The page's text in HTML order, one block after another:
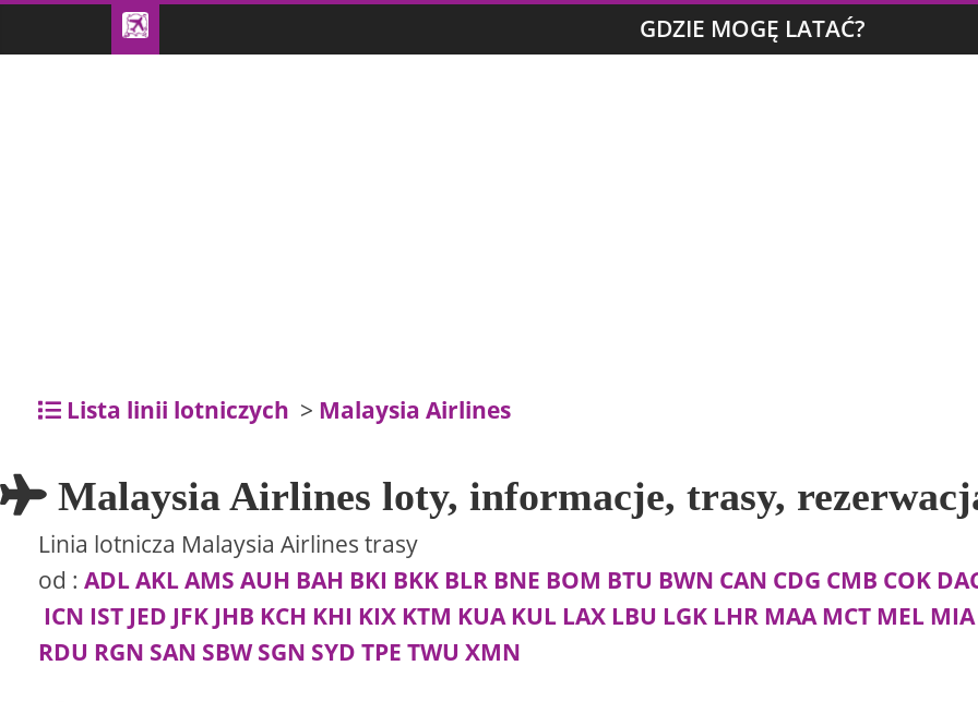
GDZIE MOGĘ LATAĆ?
Lista linii lotniczych > Malaysia Airlines
Malaysia Airlines loty, informacje, trasy,
Linia lotnicza Malaysia Airlines trasy
od : ADLAKLAMS AUH BAH BKI BKK BLR BNE BOM BTU BWN CAN CDG CMB COK
ICN IST JED JFK JHB KCH KHI KIX KTM KUA KUL LAX LBU LGK LHR MAA MCT MEL MIA
RDU RGN SAN SBW SGN SYD TPE TWU XMN